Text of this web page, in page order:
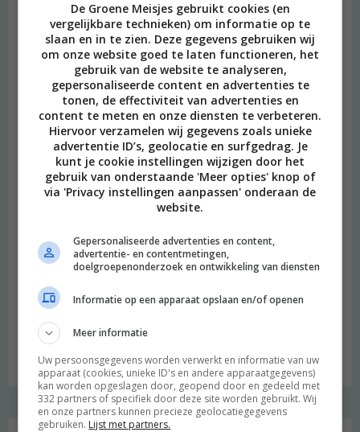
Heimwee
Instagram Merel
De Groene Meisjes gebruikt cookies (en
vergelijkbare technieken) om informatie op te
slaan en in te zien. Deze gegevens gebruiken wij
om onze website goed te laten functioneren, het
gebruik van de website te analyseren,
gepersonaliseerde content en advertenties te
tonen, de effectiviteit van advertenties en
content te meten en onze diensten te verbeteren.
Hiervoor verzamelen wij gegevens zoals unieke
advertentie ID’s, geolocatie en surfgedrag. Je
kunt je cookie instellingen wijzigen door het
gebruik van onderstaande 'Meer opties' knop of
via 'Privacy instellingen aanpassen' onderaan de
website.
Gepersonaliseerde advertenties en content,
advertentie- en contentmetingen,
doelgroepenonderzoek en ontwikkeling van diensten
Informatie op een apparaat opslaan en/of openen
Meer informatie
Uw persoonsgegevens worden verwerkt en informatie van uw
apparaat (cookies, unieke ID's en andere apparaatgegevens)
kan worden opgeslagen door, geopend door en gedeeld met
332 partners of specifiek door deze site worden gebruikt. Wij
en onze partners kunnen precieze geolocatiegegevens
gebruiken. Lijst met partners.